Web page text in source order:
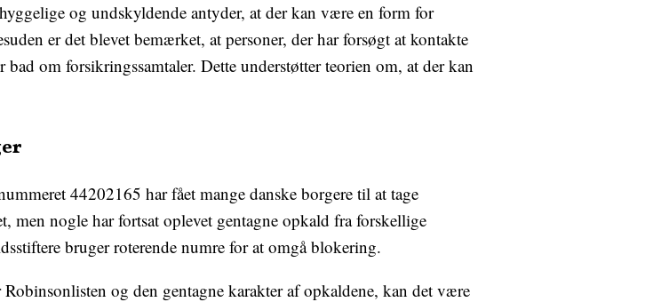
og undskyldende antyder, at der kan være en form for
er det blevet bemærket, at personer, der har forsøgt at kontakte
om forsikringssamtaler. Dette understøtter teorien om, at der kan
44202165 har fået mange danske borgere til at tage
men nogle har fortsat oplevet gentagne opkald fra forskellige
bruger roterende numre for at omgå blokering.
og den gentagne karakter af opkaldene, kan det være